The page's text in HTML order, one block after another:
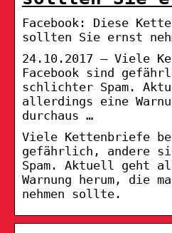
Facebook: Diese
sollten Sie ernst
24.10.2017 — Viele
Facebook sind
schlichter Spam.
allerdings eine
durchaus …
Viele Kettenbriefe
gefährlich, andere
Spam. Aktuell geht
Warnung herum, die
nehmen sollte.